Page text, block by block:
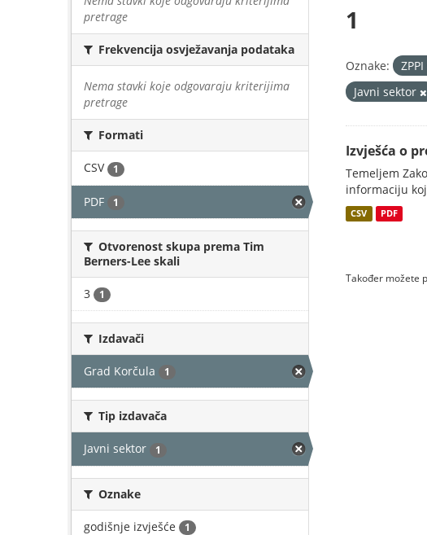
pretrage
Frekvencija osvježavanja podataka
Nema stavki koje odgovaraju kriterijima
pretrage
Formati
CSV 1
PDF 1
Otvorenost skupa prema Tim
Berners-Lee skali
3 1
Izdavači
Grad Korčula 1
Tip izdavača
Javni sektor 1
Oznake
godišnje izvješće 1
1
Oznake: ZPPI
Javni sektor
Izvješća o
Temeljem
informaciju
CSV PDF
Također možete